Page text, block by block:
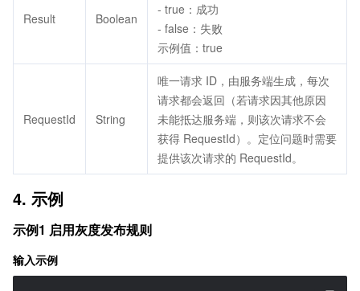
Result Boolean
- true：成功
- false：失败
示例值：true
RequestId String
唯一请求 ID，由服务端生成，每次
请求都会返回（若请求因其他原因
未能抵达服务端，则该次请求不会
获得 RequestId）。定位问题时需要
提供该次请求的 RequestId。
4. 示例
示例1 启用灰度发布规则
输入示例